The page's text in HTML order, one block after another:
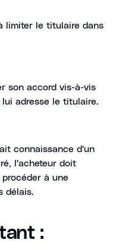
limiter le titulaire dans
son accord vis-à-vis
adresse le titulaire.
connaissance d'un
l'acheteur doit
à une
délais.
: